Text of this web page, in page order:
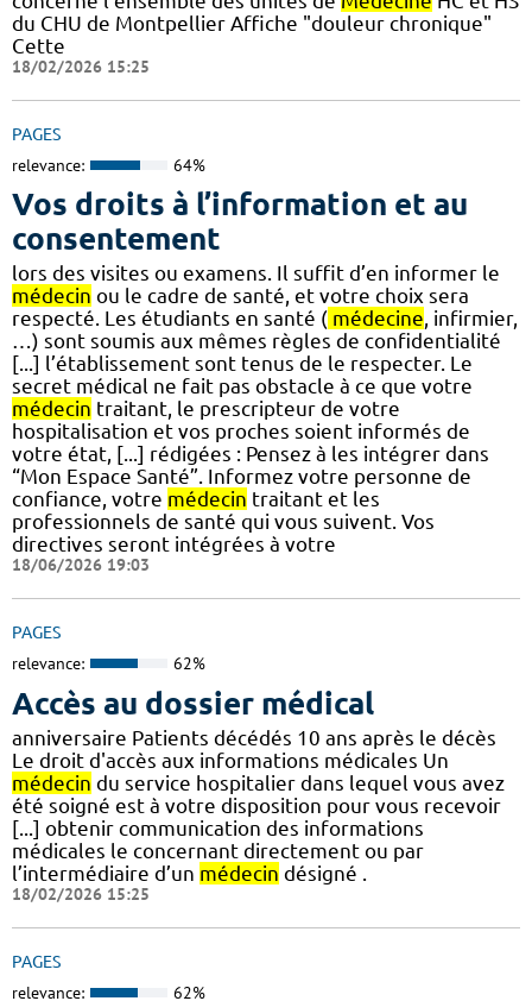
du CHU de Montpellier Affiche "douleur chronique"
Cette
18/02/2026 15:25
PAGES
relevance: 64%
Vos droits à l’information et au
consentement
lors des visites ou examens. Il suffit d’en informer le
médecin ou le cadre de santé, et votre choix sera
respecté. Les étudiants en santé ( médecine, infirmier,
…) sont soumis aux mêmes règles de confidentialité
[...] l’établissement sont tenus de le respecter. Le
secret médical ne fait pas obstacle à ce que votre
médecin traitant, le prescripteur de votre
hospitalisation et vos proches soient informés de
votre état, [...] rédigées : Pensez à les intégrer dans
“Mon Espace Santé”. Informez votre personne de
confiance, votre médecin traitant et les
professionnels de santé qui vous suivent. Vos
directives seront intégrées à votre
18/06/2026 19:03
PAGES
relevance: 62%
Accès au dossier médical
anniversaire Patients décédés 10 ans après le décès
Le droit d'accès aux informations médicales Un
médecin du service hospitalier dans lequel vous avez
été soigné est à votre disposition pour vous recevoir
[...] obtenir communication des informations
médicales le concernant directement ou par
l’intermédiaire d’un médecin désigné .
18/02/2026 15:25
PAGES
relevance: 62%